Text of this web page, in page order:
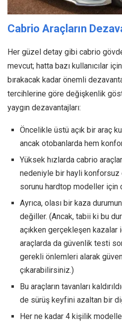
Cabrio Araçların
Her güzel detay gibi cabrio
mevcut; hatta bazı kullanıcılar
bırakacak kadar önemli
tercihlerine göre değişkenlik
yaygın dezavantajları:
Öncelikle üstü açık bir araç
ancak otobanlarda hem
Yüksek hızlarda cabrio
nedeniyle bir hayli
sorunu hardtop modeller için
Ayrıca, olası bir kaza
değiller. (Ancak, tabii ki bu
açıkken gerçekleşen kazalar
araçlarda da güvenlik testi
gerekli önlemleri alarak
çıkarabilirsiniz.)
Bu araçların tavanları
de sürüş keyfini azaltan bir
Her ne kadar 4 kişilik